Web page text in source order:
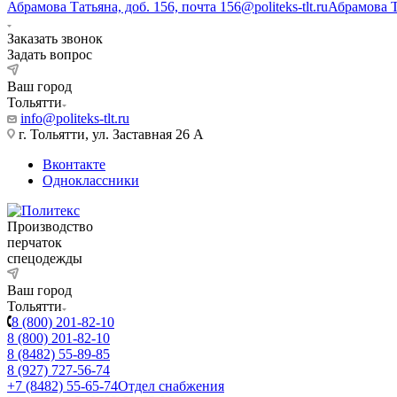
Абрамова Татьяна, доб. 156, почта 156@politeks-tlt.ruАбрамова
Заказать звонок
Задать вопрос
Ваш город
Тольятти
info@politeks-tlt.ru
г. Тольятти, ул. Заставная 26 А
Вконтакте
Одноклассники
Производство
перчаток
спецодежды
Ваш город
Тольятти
8 (800) 201-82-10
8 (800) 201-82-10
8 (8482) 55-89-85
8 (927) 727-56-74
+7 (8482) 55-65-74Отдел снабжения